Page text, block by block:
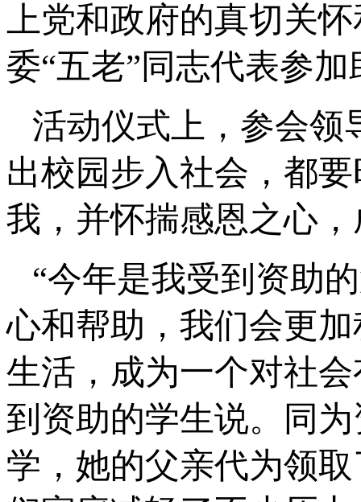
上党和政府的真切关
委“五老”同志代表参
活动仪式上，参会领
出校园步入社会，都
我，并怀揣感恩之心
“今年是我受到资助
心和帮助，我们会更
生活，成为一个对社
到资助的学生说。同
学，她的父亲代为领